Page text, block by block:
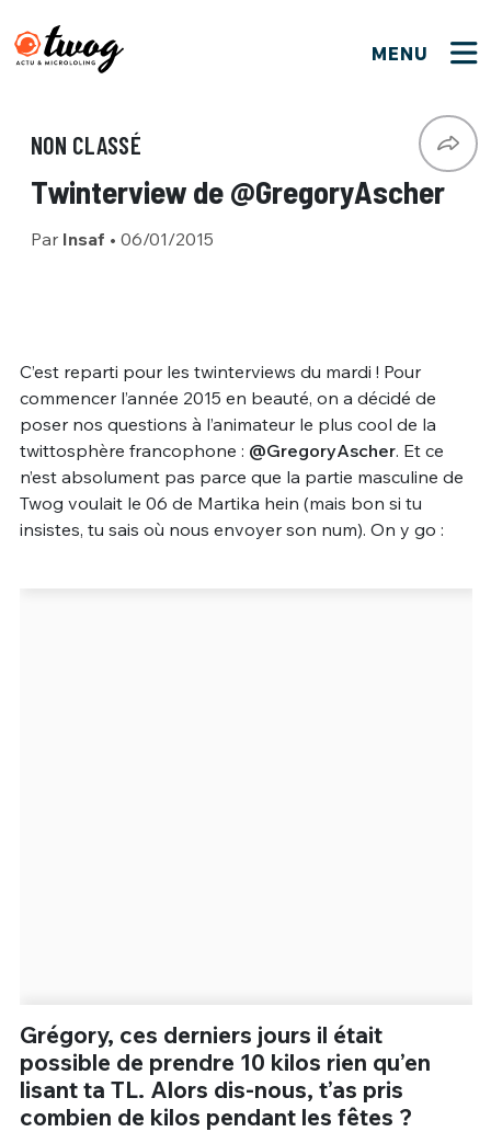
MENU
NON CLASSÉ
Twinterview de @GregoryAscher
Par Insaf • 06/01/2015
C’est reparti pour les twinterviews du mardi ! Pour
commencer l’année 2015 en beauté, on a décidé de
poser nos questions à l’animateur le plus cool de la
twittosphère francophone : @GregoryAscher. Et ce
n’est absolument pas parce que la partie masculine de
Twog voulait le 06 de Martika hein (mais bon si tu
insistes, tu sais où nous envoyer son num). On y go :
Grégory, ces derniers jours il était
possible de prendre 10 kilos rien qu’en
lisant ta TL. Alors dis-nous, t’as pris
combien de kilos pendant les fêtes ?
Bienvenue !
PSEUDO*
PASSWORD*
JE M'INSCRIS
Connexion
MOT DE PASSE Mot de passe perdu ?
CONNEXION
Que souhaitez-vous proposer ?
Quelques tweets
M'INSCRIRE
ME CONNECTER
Un Thread